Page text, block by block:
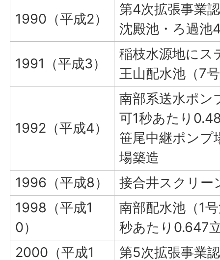
1990（平成2）
第4次拡張事業
沈殿池・ろ過池
1991（平成3）
稲枝水源地にス
王山配水池（7
1992（平成4）
南部系送水ポン
可1秒あたり
笹尾中継ポンプ
場築造
1996（平成8）
接合井スクリー
1998（平成1
0）
南部配水池（1
秒あたり0.647
2000（平成1
第5次拡張事業